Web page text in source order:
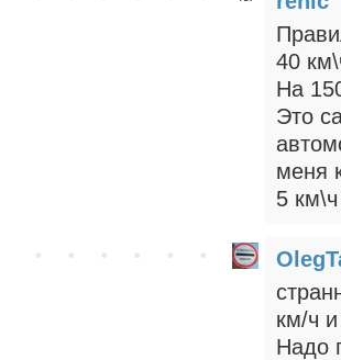
40
На
Это
меня
5 км\ч
км/ч
Надо